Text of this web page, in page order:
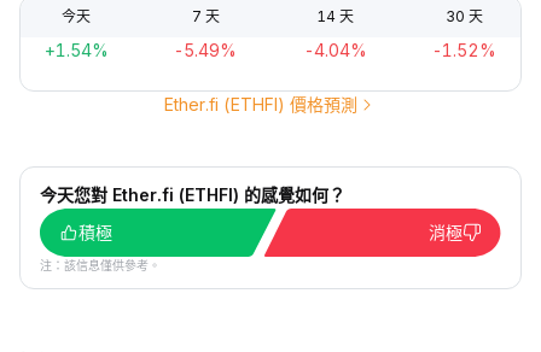
今天 7 天 14 天 30 天
+1.54% -5.49% -4.04% -1.52%
Ether.fi (ETHFI) 價格預測
今天您對 Ether.fi (ETHFI) 的感覺如何？
積極
消極
注：該信息僅供參考。